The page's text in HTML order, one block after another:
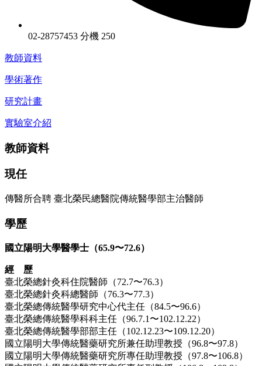
02-28757453 分機 250
教師資料
學術著作
研究計畫
實驗室介紹
教師資料
現任
傳醫所合聘 臺北榮民總醫院傳統醫學部主治醫師
學歷
國立陽明大學醫學士（65.9〜72.6）
經 歷
臺北榮總針灸科住院醫師（72.7〜76.3）
臺北榮總針灸科總醫師（76.3〜77.3）
臺北榮總傳統醫學研究中心代主任（84.5〜96.6）
臺北榮總傳統醫學科科主任（96.7.1〜102.12.22）
臺北榮總傳統醫學部部主任（102.12.23〜109.12.20）
國立陽明大學傳統醫藥研究所兼任助理教授（96.8〜97.8）
國立陽明大學傳統醫藥研究所專任助理教授（97.8〜106.8）